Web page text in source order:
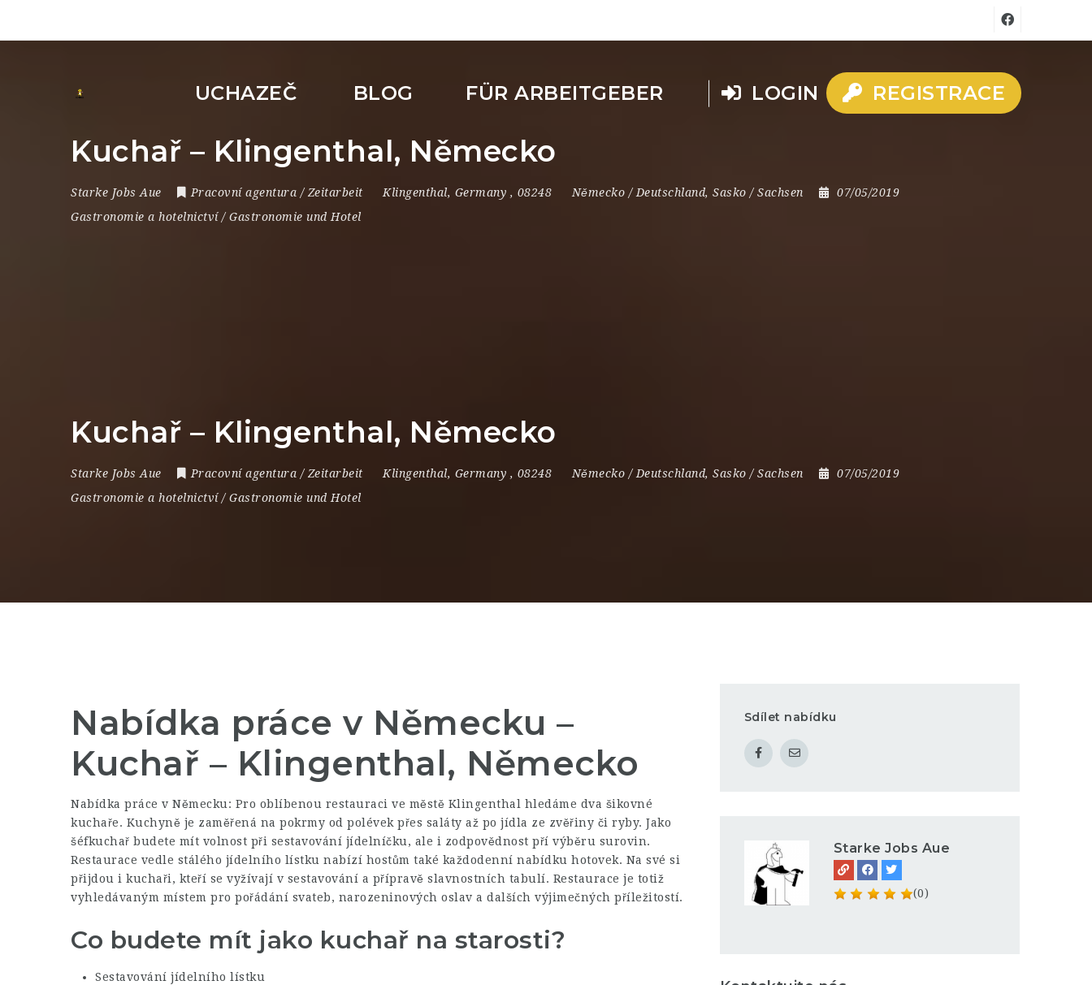
UCHAZEČ BLOG FÜR ARBEITGEBER LOGIN REGISTRACE
Kuchař – Klingenthal, Německo
Starke Jobs Aue Pracovní agentura / Zeitarbeit Klingenthal, Germany , 08248 Německo / Deutschland, Sasko / Sachsen
07/05/2019
Gastronomie a hotelnictví / Gastronomie und Hotel
Kuchař – Klingenthal, Německo
Starke Jobs Aue Pracovní agentura / Zeitarbeit Klingenthal, Germany , 08248 Německo / Deutschland, Sasko / Sachsen
07/05/2019
Gastronomie a hotelnictví / Gastronomie und Hotel
Nabídka práce v Německu –
Kuchař – Klingenthal, Německo
Nabídka práce v Německu: Pro oblíbenou restauraci ve městě Klingenthal hledáme dva šikovné
kuchaře. Kuchyně je zaměřená na pokrmy od polévek přes saláty až po jídla ze zvěřiny či ryby. Jako
šéfkuchař budete mít volnost při sestavování jídelníčku, ale i zodpovědnost pří výběru surovin.
Restaurace vedle stálého jídelního lístku nabízí hostům také každodenní nabídku hotovek. Na své si
přijdou i kuchaři, kteří se vyžívají v sestavování a přípravě slavnostních tabulí. Restaurace je totiž
vyhledávaným místem pro pořádání svateb, narozeninových oslav a dalších výjimečných příležitostí.
Co budete mít jako kuchař na starosti?
Sestavování jídelního lístku
Sdílet nabídku
Starke Jobs Aue
(0)